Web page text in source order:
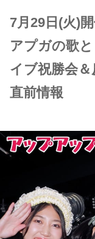
7月29日(火)
アプガの歌
イブ祝勝会＆
直前情報